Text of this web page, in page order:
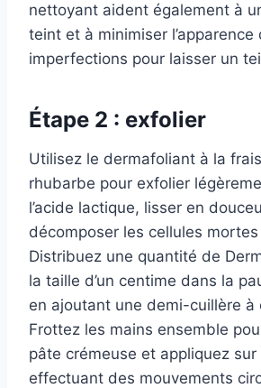
nettoyant aident également à
teint et à minimiser l’apparence
imperfections pour laisser un
Étape 2 : exfolier
Utilisez le dermafoliant à la
rhubarbe pour exfolier
l’acide lactique, lisser en
décomposer les cellules
Distribuez une quantité de
la taille d’un centime dans la
en ajoutant une demi-cuillère à
Frottez les mains ensemble
pâte crémeuse et appliquez sur
effectuant des mouvements